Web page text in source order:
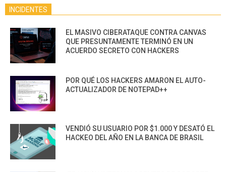
INCIDENTES
EL MASIVO CIBERATAQUE CONTRA CANVAS
QUE PRESUNTAMENTE TERMINÓ EN UN
ACUERDO SECRETO CON HACKERS
POR QUÉ LOS HACKERS AMARON EL AUTO-
ACTUALIZADOR DE NOTEPAD++
VENDIÓ SU USUARIO POR $1.000 Y DESATÓ EL
HACKEO DEL AÑO EN LA BANCA DE BRASIL